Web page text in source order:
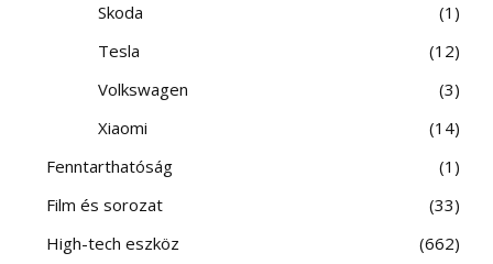
Skoda
1
Tesla
12
Volkswagen
3
Xiaomi
14
Fenntarthatóság
1
Film és sorozat
33
High-tech eszköz
662